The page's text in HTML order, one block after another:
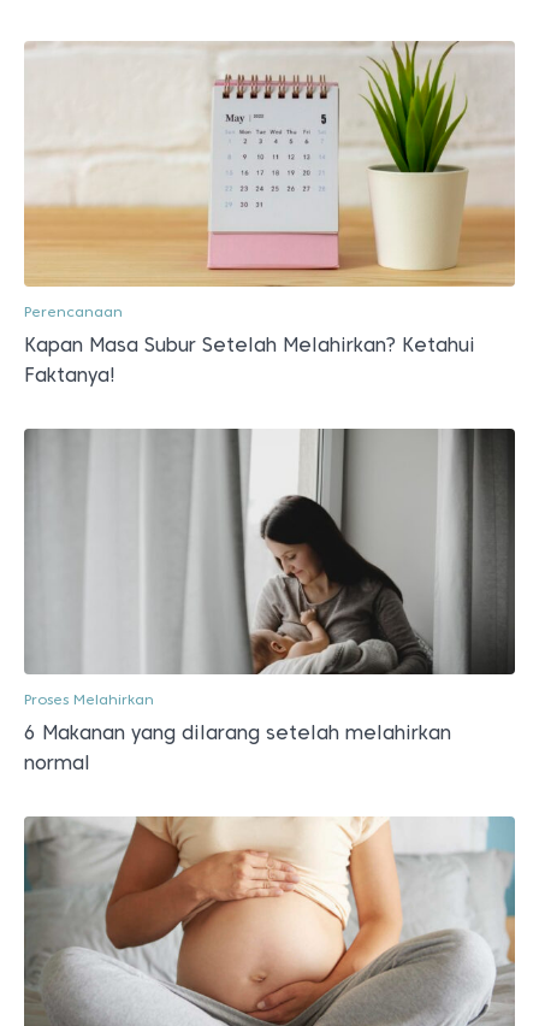
Perencanaan
Kapan Masa Subur Setelah Melahirkan? Ketahui
Faktanya!
Proses Melahirkan
6 Makanan yang dilarang setelah melahirkan
normal